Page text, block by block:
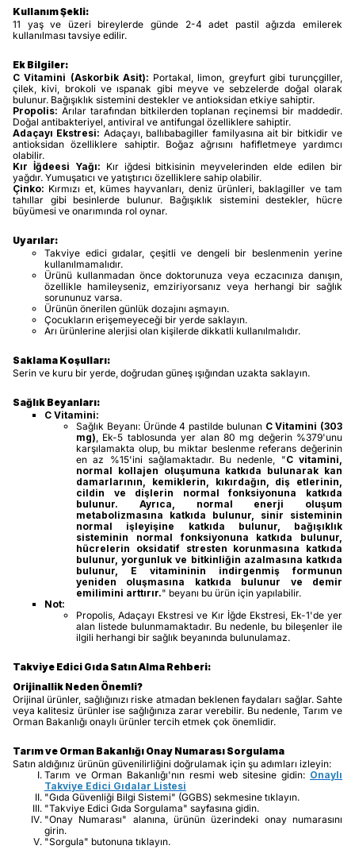
Kullanım Şekli:
11 yaş ve üzeri bireylerde günde 2-4 adet pastil ağızda emilerek
kullanılması tavsiye edilir.
Ek Bilgiler:
C Vitamini (Askorbik Asit): Portakal, limon, greyfurt gibi turunçgiller,
çilek, kivi, brokoli ve ıspanak gibi meyve ve sebzelerde doğal olarak
bulunur. Bağışıklık sistemini destekler ve antioksidan etkiye sahiptir.
Propolis: Arılar tarafından bitkilerden toplanan reçinemsi bir maddedir.
Doğal antibakteriyel, antiviral ve antifungal özelliklere sahiptir.
Adaçayı Ekstresi: Adaçayı, ballıbabagiller familyasına ait bir bitkidir ve
antioksidan özelliklere sahiptir. Boğaz ağrısını hafifletmeye yardımcı
olabilir.
Kır İğdeesi Yağı: Kır iğdesi bitkisinin meyvelerinden elde edilen bir
yağdır. Yumuşatıcı ve yatıştırıcı özelliklere sahip olabilir.
Çinko: Kırmızı et, kümes hayvanları, deniz ürünleri, baklagiller ve tam
tahıllar gibi besinlerde bulunur. Bağışıklık sistemini destekler, hücre
büyümesi ve onarımında rol oynar.
Uyarılar:
Takviye edici gıdalar, çeşitli ve dengeli bir beslenmenin yerine
kullanılmamalıdır.
Ürünü kullanmadan önce doktorunuza veya eczacınıza danışın,
özellikle hamileyseniz, emziriyorsanız veya herhangi bir sağlık
sorununuz varsa.
Ürünün önerilen günlük dozajını aşmayın.
Çocukların erişemeyeceği bir yerde saklayın.
Arı ürünlerine alerjisi olan kişilerde dikkatli kullanılmalıdır.
Saklama Koşulları:
Serin ve kuru bir yerde, doğrudan güneş ışığından uzakta saklayın.
Sağlık Beyanları:
C Vitamini:
Sağlık Beyanı: Üründe 4 pastilde bulunan C Vitamini (303
mg) , Ek-5 tablosunda yer alan 80 mg değerin %379'unu
karşılamakta olup, bu miktar beslenme referans değerinin
en az %15'ini sağlamaktadır. Bu nedenle, "C vitamini,
normal kollajen oluşumuna katkıda bulunarak kan
damarlarının, kemiklerin, kıkırdağın, diş etlerinin,
cildin ve dişlerin normal fonksiyonuna katkıda
bulunur. Ayrıca, normal enerji oluşum
metabolizmasına katkıda bulunur, sinir sisteminin
normal işleyişine katkıda bulunur, bağışıklık
sisteminin normal fonksiyonuna katkıda bulunur,
hücrelerin oksidatif stresten korunmasına katkıda
bulunur, yorgunluk ve bitkinliğin azalmasına katkıda
bulunur, E vitamininin indirgenmiş formunun
yeniden oluşmasına katkıda bulunur ve demir
emilimini arttırır." beyanı bu ürün için yapılabilir.
Not:
Propolis, Adaçayı Ekstresi ve Kır İğde Ekstresi, Ek-1'de yer
alan listede bulunmamaktadır. Bu nedenle, bu bileşenler ile
ilgili herhangi bir sağlık beyanında bulunulamaz.
Takviye Edici Gıda Satın Alma Rehberi:
Orijinallik Neden Önemli?
Orijinal ürünler, sağlığınızı riske atmadan beklenen faydaları sağlar. Sahte
veya kalitesiz ürünler ise sağlığınıza zarar verebilir. Bu nedenle, Tarım ve
Orman Bakanlığı onaylı ürünler tercih etmek çok önemlidir.
Tarım ve Orman Bakanlığı Onay Numarası Sorgulama
Satın aldığınız ürünün güvenilirliğini doğrulamak için şu adımları izleyin:
Tarım ve Orman Bakanlığı'nın resmi web sitesine gidin: Onaylı
Takviye Edici Gıdalar Listesi
"Gıda Güvenliği Bilgi Sistemi" (GGBS) sekmesine tıklayın.
"Takviye Edici Gıda Sorgulama" sayfasına gidin.
"Onay Numarası" alanına, ürünün üzerindeki onay numarasını
girin.
"Sorgula" butonuna tıklayın.